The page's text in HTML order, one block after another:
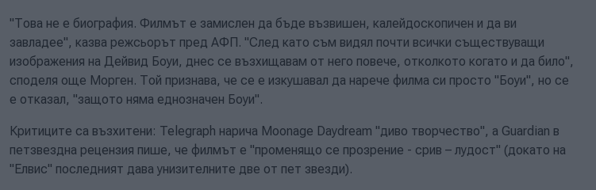
"Това не е биография. Филмът е замислен да бъде възвишен, калейдоскопичен и да ви
завладее", казва режсьорът пред АФП. "След като съм видял почти всички съществуващи
изображения на Дейвид Боуи, днес се възхищавам от него повече, отколкото когато и да било",
споделя още Морген. Той признава, че се е изкушавал да нарече филма си просто "Боуи", но се
е отказал, "защото няма еднозначен Боуи".
Критиците са възхитени: Telegraph нарича Moonage Daydream "диво творчество", а Guardian в
петзвездна рецензия пише, че филмът е "променящо се прозрение - срив – лудост" (докато на
"Елвис" последният дава унизителните две от пет звезди).